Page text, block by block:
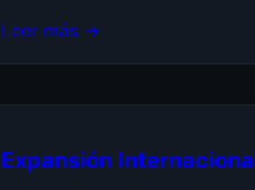
Leer más →
Expansión